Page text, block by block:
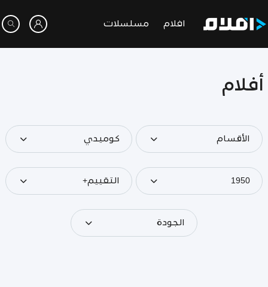
افلام مسلسلات
أفلام
الأقسام كوميدي
1950 التقييم+
الجودة